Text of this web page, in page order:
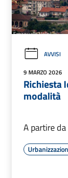
AVVISI
9 MARZO 2026
Richiesta
modalità
A partire